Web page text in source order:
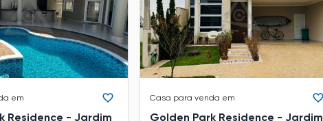
em
Residence - Jardim
Casa para venda em
Golden Park Residence - Jardim